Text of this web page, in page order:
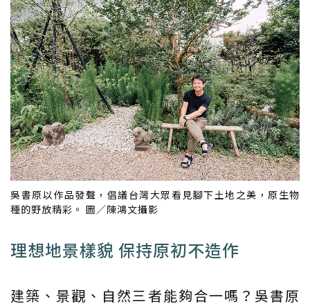
吳書原以作品發聲，倡議台灣大眾看見腳下土地之美，原生物
種的野放精彩。 圖／陳鴻文攝影
理想地景樣貌 保持原初不造作
建築、景觀、自然三者能夠合一嗎？吳書原